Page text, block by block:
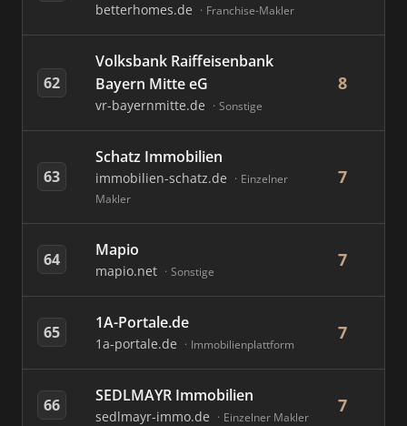
betterhomes.de Franchise-Makler
62
Volksbank Raiffeisenbank
Bayern Mitte eG
vr-bayernmitte.de Sonstige
8
63
Schatz Immobilien
immobilien-schatz.de
Einzelner
Makler
7
64 Mapio
mapio.net Sonstige
7
65 1A-Portale.de
1a-portale.de Immobilienplattform
7
66 SEDLMAYR Immobilien
sedlmayr-immo.de Einzelner Makler
7